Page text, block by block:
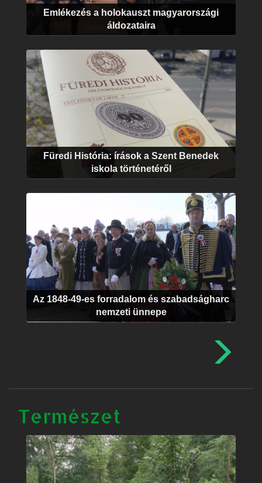
Emlékezés a holokauszt magyarországi
áldozataira
Füredi História: írások a Szent Benedek
iskola történetéről
Az 1848-49-es forradalom és szabadságharc
nemzeti ünnepe
Természet